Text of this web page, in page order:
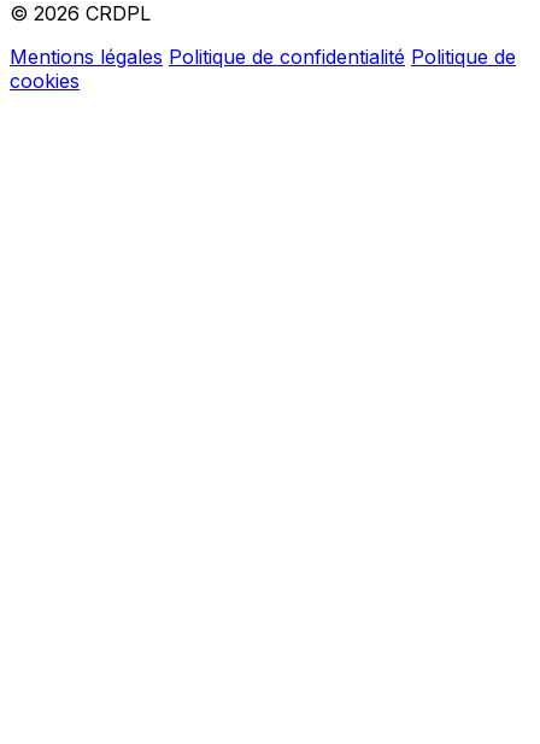
© 2026 CRDPL
Mentions légales Politique de confidentialité Politique de
cookies